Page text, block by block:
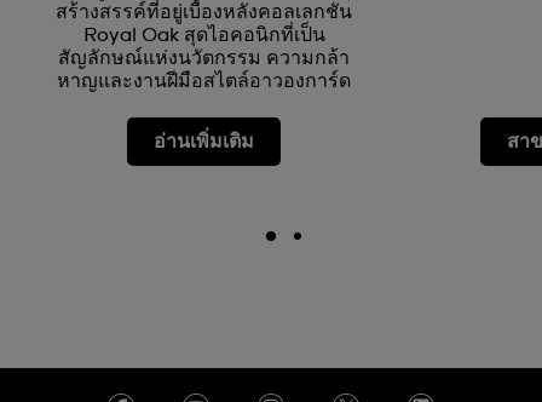
สร้างสรรค์ที่อยู่เบื้องหลังคอลเลกชัน
Royal Oak สุดไอคอนิกที่เป็น
สัญลักษณ์แห่งนวัตกรรม ความกล้า
หาญและงานฝีมือสไตล์อาวองการ์ด
อ่านเพิ่มเติม สา